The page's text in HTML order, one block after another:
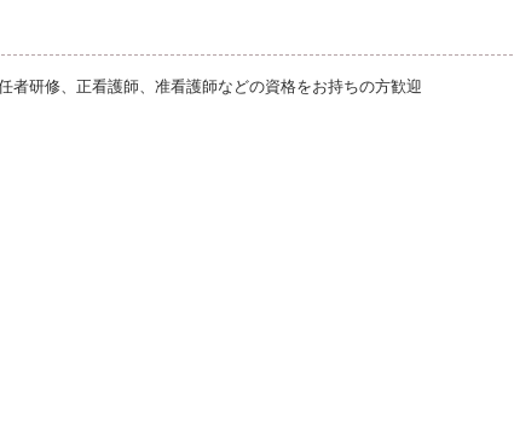
者研修、正看護師、准看護師などの資格をお持ちの方歓迎